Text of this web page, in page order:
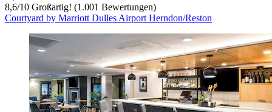
8,6/10 Großartig! (1.001 Bewertungen)
Courtyard by Marriott Dulles Airport Herndon/Reston